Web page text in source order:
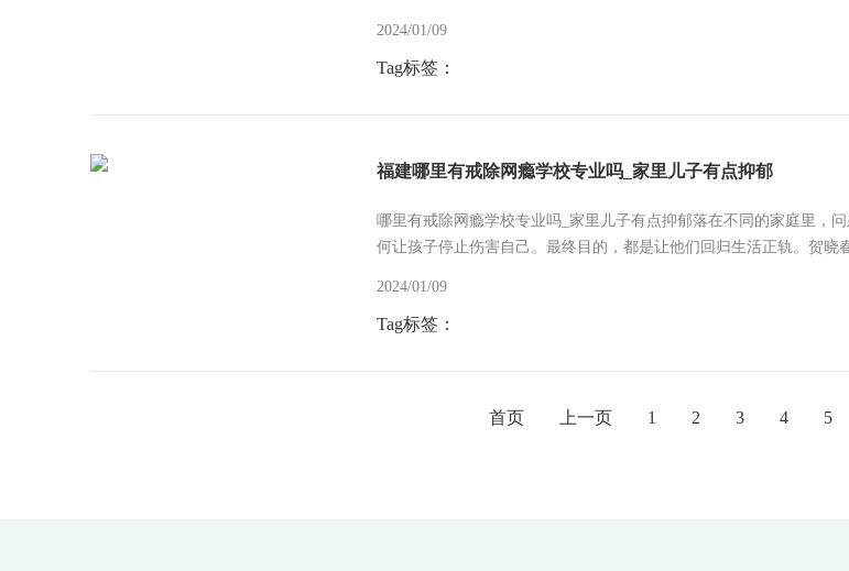
2024/01/09
Tag标签：
福建哪里有戒除网瘾学校专业吗_家里儿子有点抑郁
哪里有戒除网瘾学校专业吗_家里儿子有点抑郁落在不同的家庭里，
何让孩子停止伤害自己。最终目的，都是让他们回归生活正轨。贺
2024/01/09
Tag标签：
首页 上一页 1 2 3 4 5